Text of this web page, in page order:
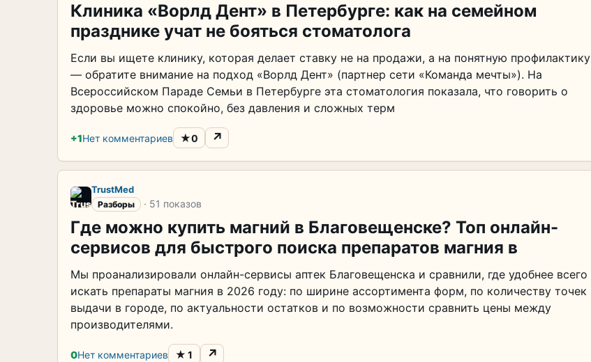
Клиника «Ворлд Дент» в Петербурге: как на семейном
празднике учат не бояться стоматолога
Если вы ищете клинику, которая делает ставку не на продажи, а на понятную профилактику
— обратите внимание на подход «Ворлд Дент» (партнер сети «Команда мечты»). На
Всероссийском Параде Семьи в Петербурге эта стоматология показала, что говорить о
здоровье можно спокойно, без давления и сложных терм
+1Нет комментариев ★0 ↗
TrustMed
Разборы · 51 показов
Где можно купить магний в Благовещенске? Топ онлайн-
сервисов для быстрого поиска препаратов магния в
Мы проанализировали онлайн-сервисы аптек Благовещенска и сравнили, где удобнее всего
искать препараты магния в 2026 году: по ширине ассортимента форм, по количеству точек
выдачи в городе, по актуальности остатков и по возможности сравнить цены между
производителями.
0Нет комментариев ★ 1 ↗